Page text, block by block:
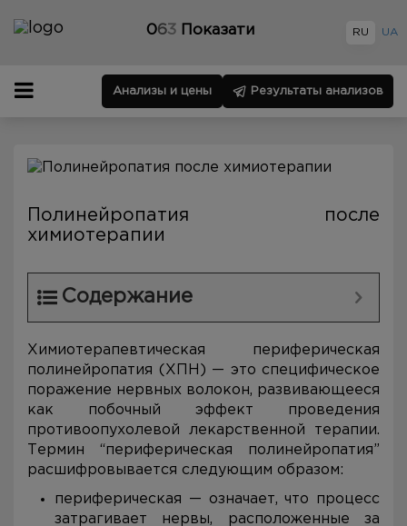
063 Показати RU UA
Анализы и цены Результаты анализов
Полинейропатия после
химиотерапии
Содержание
Химиотерапевтическая периферическая
полинейропатия (ХПН) — это специфическое
поражение нервных волокон, развивающееся
как побочный эффект проведения
противоопухолевой лекарственной терапии.
Термин “периферическая полинейропатия”
расшифровывается следующим образом:
периферическая — означает, что процесс
затрагивает нервы, расположенные за